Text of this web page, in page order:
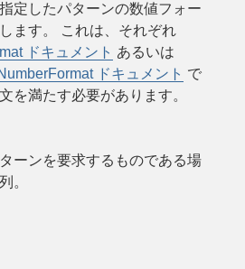
定したパターンの数値フォー
ます。 これは、それぞれ
ドキュメント あるいは
ドキュメント で
を満たす必要があります。
ーンを要求するものである場
。